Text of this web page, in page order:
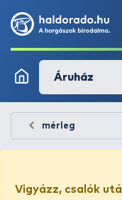
Áruház
mérleg
Vigyázz, csalók